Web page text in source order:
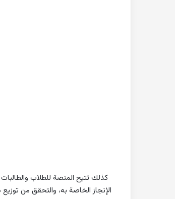
كذلك تتيح المنصة للطلاب
الإنجاز الخاصة به، والتحقق من